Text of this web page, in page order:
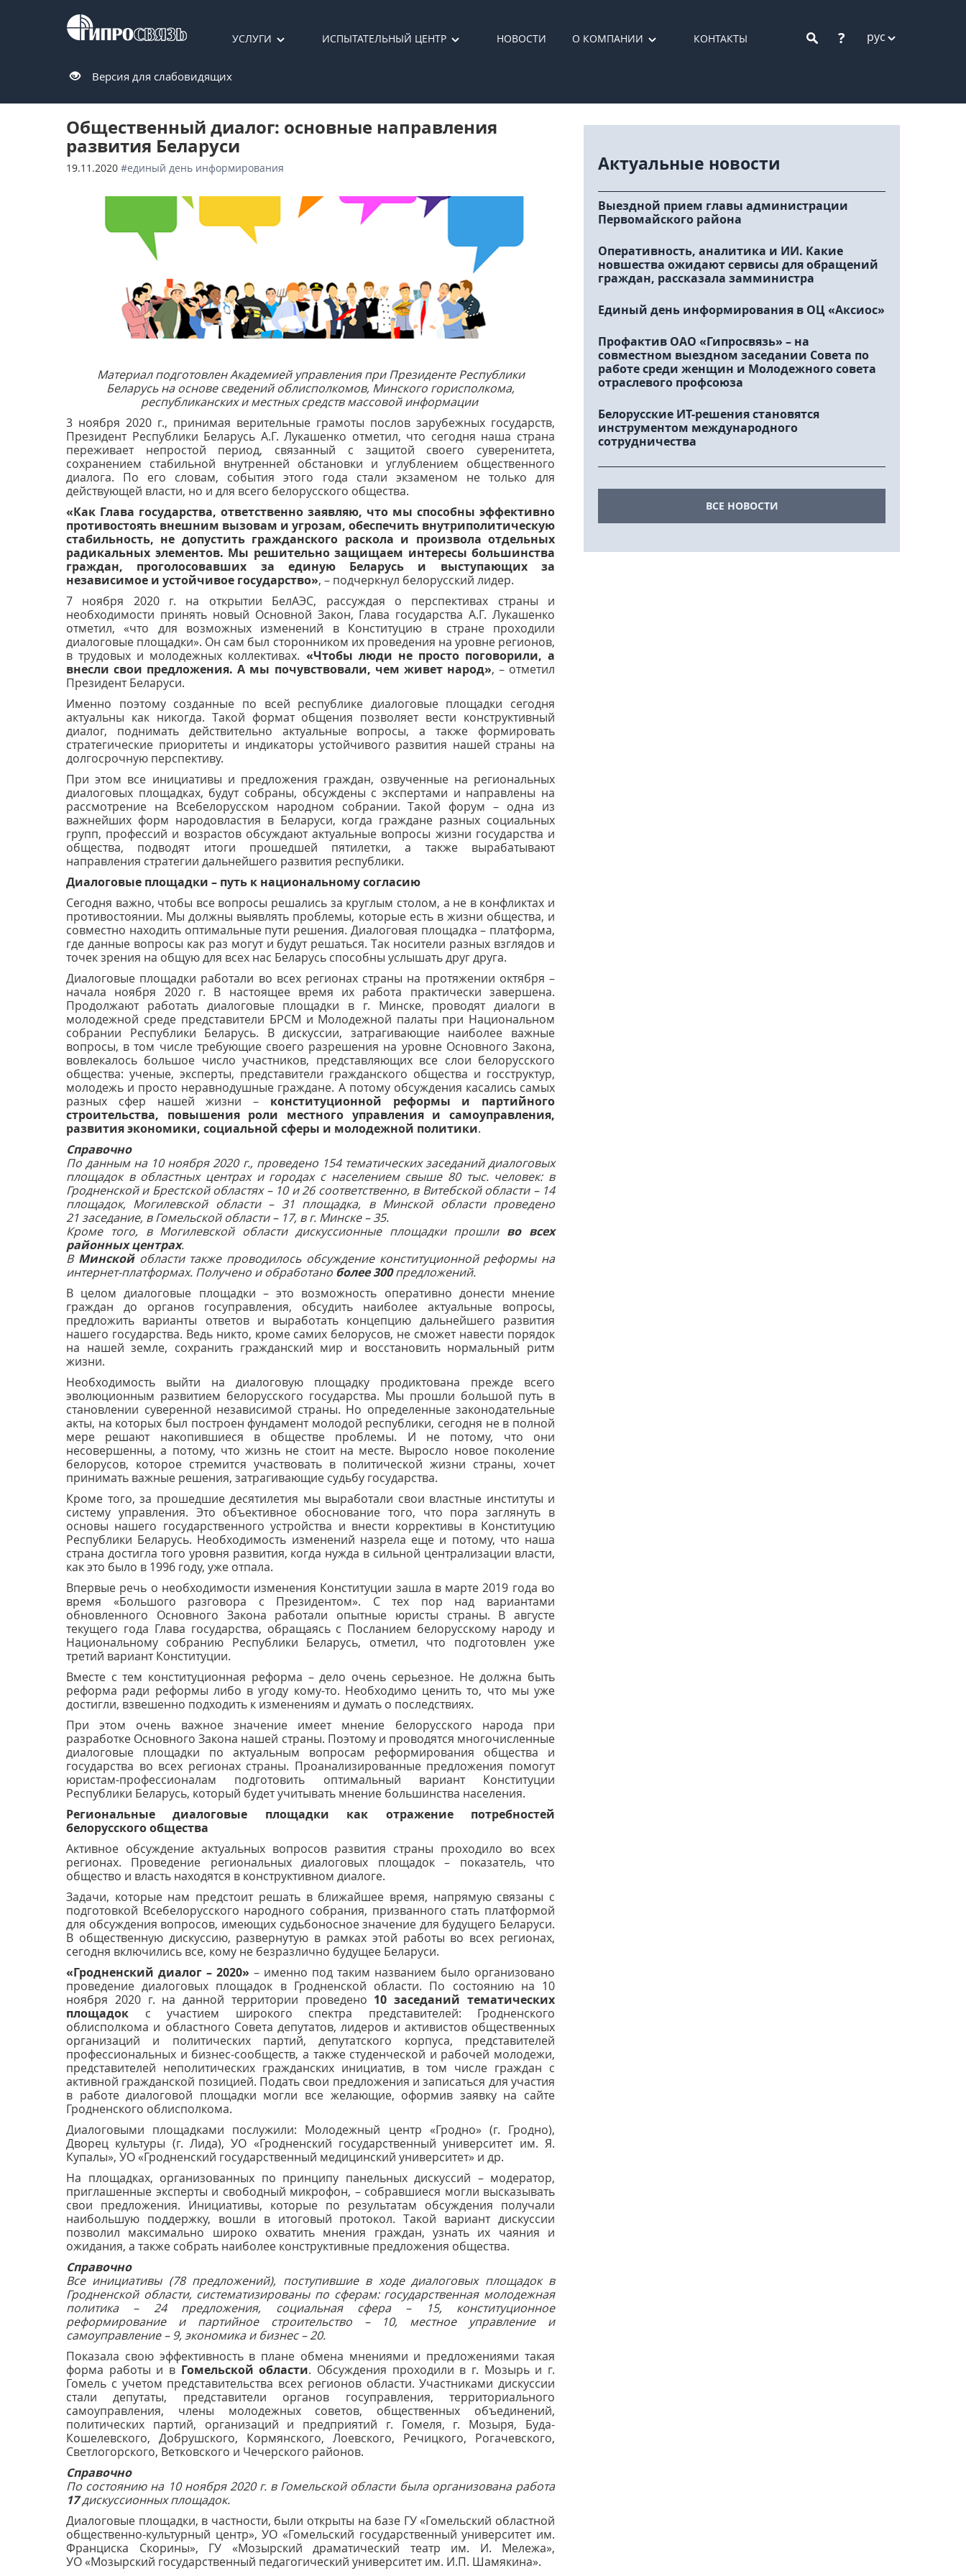
УСЛУГИ ИСПЫТАТЕЛЬНЫЙ ЦЕНТР НОВОСТИ О КОМПАНИИ КОНТАКТЫ ? рус
Версия для слабовидящих
Общественный диалог: основные направления
развития Беларуси
19.11.2020 #единый день информирования
Материал подготовленАкадемией управления при Президенте Республики
Беларусьна основе сведенийоблисполкомов, Минского горисполкома,
республиканских и местных средств массовой информации
3 ноября 2020 г., принимая верительные грамоты послов зарубежных государств,
Президент Республики Беларусь А.Г. Лукашенко отметил, что сегодня наша страна
переживает непростой период, связанный с защитой своего суверенитета,
сохранением стабильной внутренней обстановки и углублением общественного
диалога. По его словам, события этого года стали экзаменом не только для
действующей власти, но и для всего белорусского общества.
«Как Глава государства, ответственно заявляю, что мы способны эффективно
противостоять внешним вызовам и угрозам, обеспечить внутриполитическую
стабильность, не допустить гражданского раскола и произвола отдельных
радикальных элементов. Мы решительно защищаем интересы большинства
граждан, проголосовавших за единую Беларусь и выступающих за
независимое и устойчивое государство», – подчеркнул белорусский лидер.
7 ноября 2020 г. на открытии БелАЭС, рассуждая о перспективах страны и
необходимости принять новый Основной Закон, Глава государства А.Г. Лукашенко
отметил, «что для возможных изменений в Конституцию в стране проходили
диалоговые площадки». Он сам был сторонником их проведения на уровне регионов,
в трудовых и молодежных коллективах. «Чтобы люди не просто поговорили, а
внесли свои предложения. А мы почувствовали, чем живет народ», – отметил
Президент Беларуси.
Именно поэтому созданные по всей республике диалоговые площадки сегодня
актуальны как никогда. Такой формат общения позволяет вести конструктивный
диалог, поднимать действительно актуальные вопросы, а также формировать
стратегические приоритеты и индикаторы устойчивого развития нашей страны на
долгосрочную перспективу.
При этом все инициативы и предложения граждан, озвученные на региональных
диалоговых площадках, будут собраны, обсуждены с экспертами и направлены на
рассмотрение на Всебелорусском народном собрании. Такой форум – одна из
важнейших форм народовластия в Беларуси, когда граждане разных социальных
групп, профессий и возрастов обсуждают актуальные вопросы жизни государства и
общества, подводят итоги прошедшей пятилетки, а также вырабатывают
направления стратегии дальнейшего развития республики.
Диалоговые площадки – путь к национальному согласию
Сегодня важно, чтобы все вопросы решались за круглым столом, а не в конфликтах и
противостоянии. Мы должны выявлять проблемы, которые есть в жизни общества, и
совместно находить оптимальные пути решения. Диалоговая площадка – платформа,
где данные вопросы как раз могут и будут решаться. Так носители разных взглядов и
точек зрения на общую для всех нас Беларусь способны услышать друг друга.
Диалоговые площадки работали во всех регионах страны на протяжении октября –
начала ноября 2020 г. В настоящее время их работа практически завершена.
Продолжают работать диалоговые площадки в г. Минске, проводят диалоги в
молодежной среде представители БРСМ и Молодежной палаты при Национальном
собрании Республики Беларусь. В дискуссии, затрагивающие наиболее важные
вопросы, в том числе требующие своего разрешения на уровне Основного Закона,
вовлекалось большое число участников, представляющих все слои белорусского
общества: ученые, эксперты, представители гражданского общества и госструктур,
молодежь и просто неравнодушные граждане. А потому обсуждения касались самых
разных сфер нашей жизни – конституционной реформы и партийного
строительства, повышения роли местного управления и самоуправления,
развития экономики, социальной сферы и молодежной политики.
Справочно
По данным на 10 ноября 2020 г., проведено 154 тематических заседаний диалоговых
площадок в областных центрах и городах с населением свыше 80 тыс. человек: в
Гродненской и Брестской областях – 10 и 26 соответственно, в Витебской области – 14
площадок, Могилевскойобласти – 31 площадка, в Минской области проведено
21 заседание, в Гомельской области – 17, в г. Минске – 35.
Кроме того, в Могилевской области дискуссионные площадки прошли во всех
районных центрах.
В Минскойобласти также проводилось обсуждение конституционной реформы на
интернет-платформах. Получено и обработано более 300предложений.
В целом диалоговые площадки – это возможность оперативно донести мнение
граждан до органов госуправления, обсудить наиболее актуальные вопросы,
предложить варианты ответов и выработать концепцию дальнейшего развития
нашего государства. Ведь никто, кроме самих белорусов, не сможет навести порядок
на нашей земле, сохранить гражданский мир и восстановить нормальный ритм
жизни.
Необходимость выйти на диалоговую площадку продиктована прежде всего
эволюционным развитием белорусского государства. Мы прошли большой путь в
становлении суверенной независимой страны. Но определенные законодательные
акты, на которых был построен фундамент молодой республики, сегодня не в полной
мере решают накопившиеся в обществе проблемы. И не потому, что они
несовершенны, а потому, что жизнь не стоит на месте. Выросло новое поколение
белорусов, которое стремится участвовать в политической жизни страны, хочет
принимать важные решения, затрагивающие судьбу государства.
Кроме того, за прошедшие десятилетия мы выработали свои властные институты и
систему управления. Это объективное обоснование того, что пора заглянуть в
основы нашего государственного устройства и внести коррективы в Конституцию
Республики Беларусь. Необходимость изменений назрела еще и потому, что наша
страна достигла того уровня развития, когда нужда в сильной централизации власти,
как это было в 1996 году, уже отпала.
Впервые речь о необходимости изменения Конституции зашла в марте 2019 года во
время «Большого разговора с Президентом». С тех пор над вариантами
обновленного Основного Закона работали опытные юристы страны. В августе
текущего года Глава государства, обращаясь с Посланием белорусскому народу и
Национальному собранию Республики Беларусь, отметил, что подготовлен уже
третий вариант Конституции.
Вместе с тем конституционная реформа – дело очень серьезное. Не должна быть
реформа ради реформы либо в угоду кому-то. Необходимо ценить то, что мы уже
достигли, взвешенно подходить к изменениям и думать о последствиях.
При этом очень важное значение имеет мнение белорусского народа при
разработке Основного Закона нашей страны. Поэтому и проводятся многочисленные
диалоговые площадки по актуальным вопросам реформирования общества и
государства во всех регионах страны. Проанализированные предложения помогут
юристам-профессионалам подготовить оптимальный вариант Конституции
Республики Беларусь, который будет учитывать мнение большинства населения.
Региональные диалоговые площадки как отражение потребностей
белорусского общества
Активное обсуждение актуальных вопросов развития страны проходило во всех
регионах. Проведение региональных диалоговых площадок – показатель, что
общество и власть находятся в конструктивном диалоге.
Задачи, которые нам предстоит решать в ближайшее время, напрямую связаны с
подготовкой Всебелорусского народного собрания, призванного стать платформой
для обсуждения вопросов, имеющих судьбоносное значение для будущего Беларуси.
В общественную дискуссию, развернутую в рамках этой работы во всех регионах,
сегодня включились все, кому не безразлично будущее Беларуси.
«Гродненский диалог – 2020» – именно под таким названием было организовано
проведение диалоговых площадок в Гродненской области. По состоянию на 10
ноября 2020 г. на данной территории проведено 10 заседаний тематических
площадок с участием широкого спектра представителей: Гродненского
облисполкома и областного Совета депутатов, лидеров и активистов общественных
организаций и политических партий, депутатского корпуса, представителей
профессиональных и бизнес-сообществ, а также студенческой и рабочей молодежи,
представителей неполитических гражданских инициатив, в том числе граждан с
активной гражданской позицией. Подать свои предложения и записаться для участия
в работе диалоговой площадки могли все желающие, оформив заявку на сайте
Гродненского облисполкома.
Диалоговыми площадками послужили: Молодежный центр «Гродно» (г. Гродно),
Дворец культуры (г. Лида), УО «Гродненский государственный университет им. Я.
Купалы», УО «Гродненский государственный медицинский университет» и др.
На площадках, организованных по принципу панельных дискуссий – модератор,
приглашенные эксперты и свободный микрофон, – собравшиеся могли высказывать
свои предложения. Инициативы, которые по результатам обсуждения получали
наибольшую поддержку, вошли в итоговый протокол. Такой вариант дискуссии
позволил максимально широко охватить мнения граждан, узнать их чаяния и
ожидания, а также собрать наиболее конструктивные предложения общества.
Справочно
Все инициативы (78 предложений), поступившие в ходе диалоговых площадок в
Гродненской области, систематизированы по сферам: государственная молодежная
политика – 24 предложения, социальная сфера – 15, конституционное
реформирование и партийное строительство – 10, местное управление и
самоуправление – 9, экономика и бизнес – 20.
Показала свою эффективность в плане обмена мнениями и предложениями такая
форма работы и в Гомельской области. Обсуждения проходили в г. Мозырь и г.
Гомель с учетом представительства всех регионов области. Участниками дискуссии
стали депутаты, представители органов госуправления, территориального
самоуправления, члены молодежных советов, общественных объединений,
политических партий, организаций и предприятий г. Гомеля, г. Мозыря, Буда-
Кошелевского, Добрушского, Кормянского, Лоевского, Речицкого, Рогачевского,
Светлогорского, Ветковского и Чечерского районов.
Справочно
По состоянию на 10 ноября 2020 г. в Гомельской области была организована работа
17дискуссионных площадок.
Диалоговые площадки, в частности, были открыты на базе ГУ «Гомельский областной
общественно-культурный центр», УО «Гомельский государственный университет им.
Франциска Скорины», ГУ «Мозырский драматический театр им. И. Мележа»,
УО «Мозырский государственный педагогический университет им. И.П. Шамякина».
Актуальные новости
Выездной прием главы администрации
Первомайского района
Оперативность, аналитика и ИИ. Какие
новшества ожидают сервисы для обращений
граждан, рассказала замминистра
Единый день информирования в ОЦ «Аксиос»
Профактив ОАО «Гипросвязь» – на
совместном выездном заседании Совета по
работе среди женщин и Молодежного совета
отраслевого профсоюза
Белорусские ИТ-решения становятся
инструментом международного
сотрудничества
ВСЕ НОВОСТИ